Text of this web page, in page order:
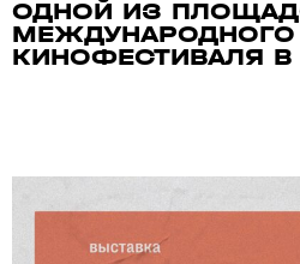
ОДНОЙ ИЗ
МЕЖДУНАРОДНОГО
КИНОФЕСТИВАЛЯ